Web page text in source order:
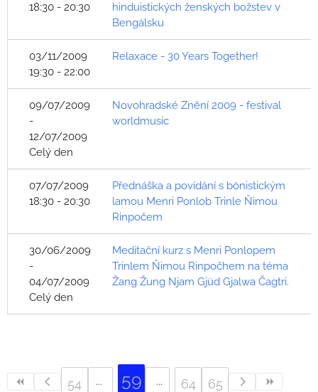
18:30 - 20:30
hinduistických ženských božstev v
Bengálsku
03/11/2009
19:30 - 22:00
Relaxace - 30 Years Together!
09/07/2009
-
12/07/2009
Celý den
Novohradské Znění 2009 - festival
worldmusic
07/07/2009
18:30 - 20:30
Přednáška a povídání s bönistickým
lamou Menri Ponlob Trinle Ňimou
Rinpočem
30/06/2009
-
04/07/2009
Celý den
Meditační kurz s Menri Ponlopem
Trinlem Ňimou Rinpočhem na téma
Žang Žung Njam Gjüd Gjalwa Čagtri.
54 59 64 65